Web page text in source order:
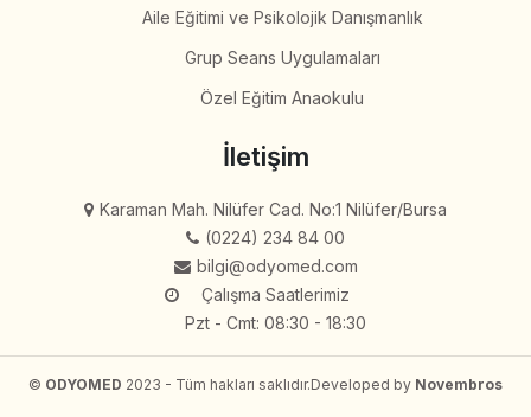
Aile Eğitimi ve Psikolojik Danışmanlık
Grup Seans Uygulamaları
Özel Eğitim Anaokulu
İletişim
Karaman Mah. Nilüfer Cad. No:1 Nilüfer/Bursa
(0224) 234 84 00
bilgi@odyomed.com
Çalışma Saatlerimiz
Pzt - Cmt: 08:30 - 18:30
© ODYOMED 2023 - Tüm hakları saklıdır.Developed by Novembros